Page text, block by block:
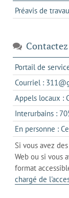
Préavis de
Portail de
Courriel :
Appels locaux :
Interurbains :
En personne :
Si vous avez
Web ou si vous
format
chargé de